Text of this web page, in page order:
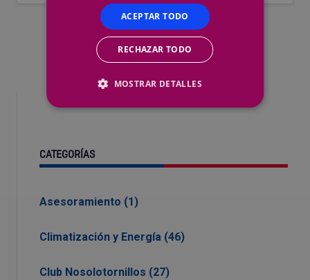
CATEGORÍAS
Asesoramiento (1)
Climatización y Energía (46)
Club Nosolotornillos (27)
ACEPTAR TODO
RECHAZAR TODO
MOSTRAR DETALLES